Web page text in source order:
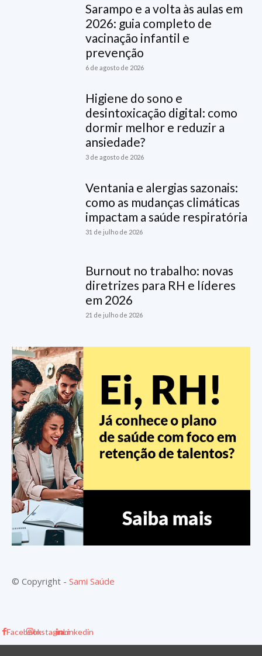
Sarampo e a volta às aulas em
2026: guia completo de
vacinação infantil e
prevenção
6 de agosto de 2026
Higiene do sono e
desintoxicação digital: como
dormir melhor e reduzir a
ansiedade?
3 de agosto de 2026
Ventania e alergias sazonais:
como as mudanças climáticas
impactam a saúde respiratória
31 de julho de 2026
Burnout no trabalho: novas
diretrizes para RH e líderes
em 2026
21 de julho de 2026
© Copyright - Sami Saúde
FacebookInstagramLinkedin